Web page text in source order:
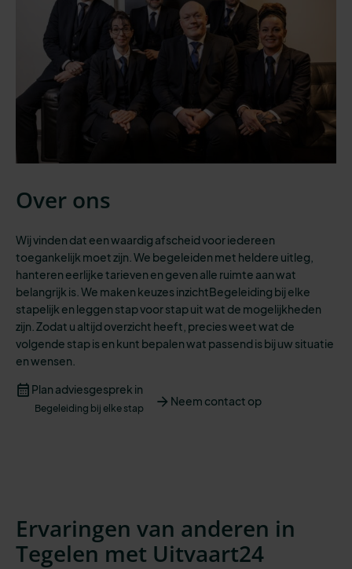
Over ons
Wij vinden dat een waardig afscheid voor iedereen
toegankelijk moet zijn. We begeleiden met heldere uitleg,
hanteren eerlijke tarieven en geven alle ruimte aan wat
belangrijk is. We maken keuzes inzichtBegeleiding bij elke
stapelijk en leggen stap voor stap uit wat de mogelijkheden
zijn. Zodat u altijd overzicht heeft precies weet wat de
volgende stap isen kunt bepalen wat passend is bij uw situatie
enwensen
Plan adviesgesprek in
Begeleiding bij elke stap Neem contact op
Ervaringen van anderen in
Tegelen met Uitvaart24